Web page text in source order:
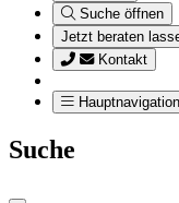
Suche öffnen
Jetzt beraten
Kontakt
Suche